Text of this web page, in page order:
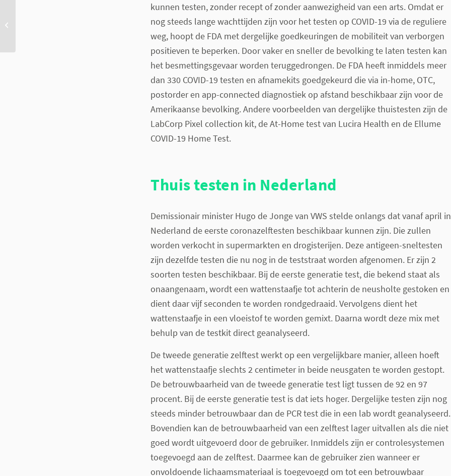
kunnen testen, zonder recept of zonder aanwezigheid van een arts. Omdat er
nog steeds lange wachttijden zijn voor het testen op COVID-19 via de reguliere
weg, hoopt de FDA met dergelijke goedkeuringen de mobiliteit van verborgen
positieven te beperken. Door vaker en sneller de bevolking te laten testen kan
het besmettingsgevaar worden teruggedrongen. De FDA heeft inmiddels meer
dan 330 COVID-19 testen en afnamekits goedgekeurd die via in-home, OTC,
postorder en app-connected diagnostiek op afstand beschikbaar zijn voor de
Amerikaanse bevolking. Andere voorbeelden van dergelijke thuistesten zijn de
LabCorp Pixel collection kit, de At-Home test van Lucira Health en de Ellume
COVID-19 Home Test.
Thuis testen in Nederland
Demissionair minister Hugo de Jonge van VWS stelde onlangs dat vanaf april in
Nederland de eerste coronazelftesten beschikbaar kunnen zijn. Die zullen
worden verkocht in supermarkten en drogisterijen. Deze antigeen-sneltesten
zijn dezelfde testen die nu nog in de teststraat worden afgenomen. Er zijn 2
soorten testen beschikbaar. Bij de eerste generatie test, die bekend staat als
onaangenaam, wordt een wattenstaafje tot achterin de neusholte gestoken en
dient daar vijf seconden te worden rondgedraaid. Vervolgens dient het
wattenstaafje in een vloeistof te worden gemixt. Daarna wordt deze mix met
behulp van de testkit direct geanalyseerd.
De tweede generatie zelftest werkt op een vergelijkbare manier, alleen hoeft
het wattenstaafje slechts 2 centimeter in beide neusgaten te worden gestopt.
De betrouwbaarheid van de tweede generatie test ligt tussen de 92 en 97
procent. Bij de eerste generatie test is dat iets hoger. Dergelijke testen zijn nog
steeds minder betrouwbaar dan de PCR test die in een lab wordt geanalyseerd.
Bovendien kan de betrouwbaarheid van een zelftest lager uitvallen als die niet
goed wordt uitgevoerd door de gebruiker. Inmiddels zijn er controlesystemen
toegevoegd aan de zelftest. Daarmee kan de gebruiker zien wanneer er
onvoldoende lichaamsmateriaal is toegevoegd om tot een betrouwbaar